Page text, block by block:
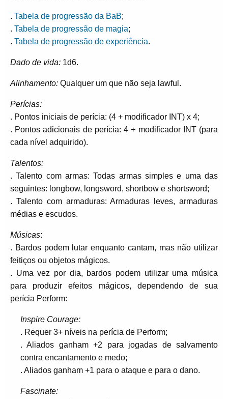
. Tabela de progressão da BaB;
. Tabela de progressão de magia;
. Tabela de progressão de experiência.
Dado de vida: 1d6.
Alinhamento: Qualquer um que não seja lawful.
Perícias:
. Pontos iniciais de perícia: (4 + modificador INT) x 4;
. Pontos adicionais de perícia: 4 + modificador INT (para
cada nível adquirido).
Talentos:
. Talento com armas: Todas armas simples e uma das
seguintes: longbow, longsword, shortbow e shortsword;
. Talento com armaduras: Armaduras leves, armaduras
médias e escudos.
Músicas:
. Bardos podem lutar enquanto cantam, mas não utilizar
feitiços ou objetos mágicos.
. Uma vez por dia, bardos podem utilizar uma música
para produzir efeitos mágicos, dependendo de sua
perícia Perform:
Inspire Courage:
. Requer 3+ níveis na perícia de Perform;
. Aliados ganham +2 para jogadas de salvamento
contra encantamento e medo;
. Aliados ganham +1 para o ataque e para o dano.
Fascinate: